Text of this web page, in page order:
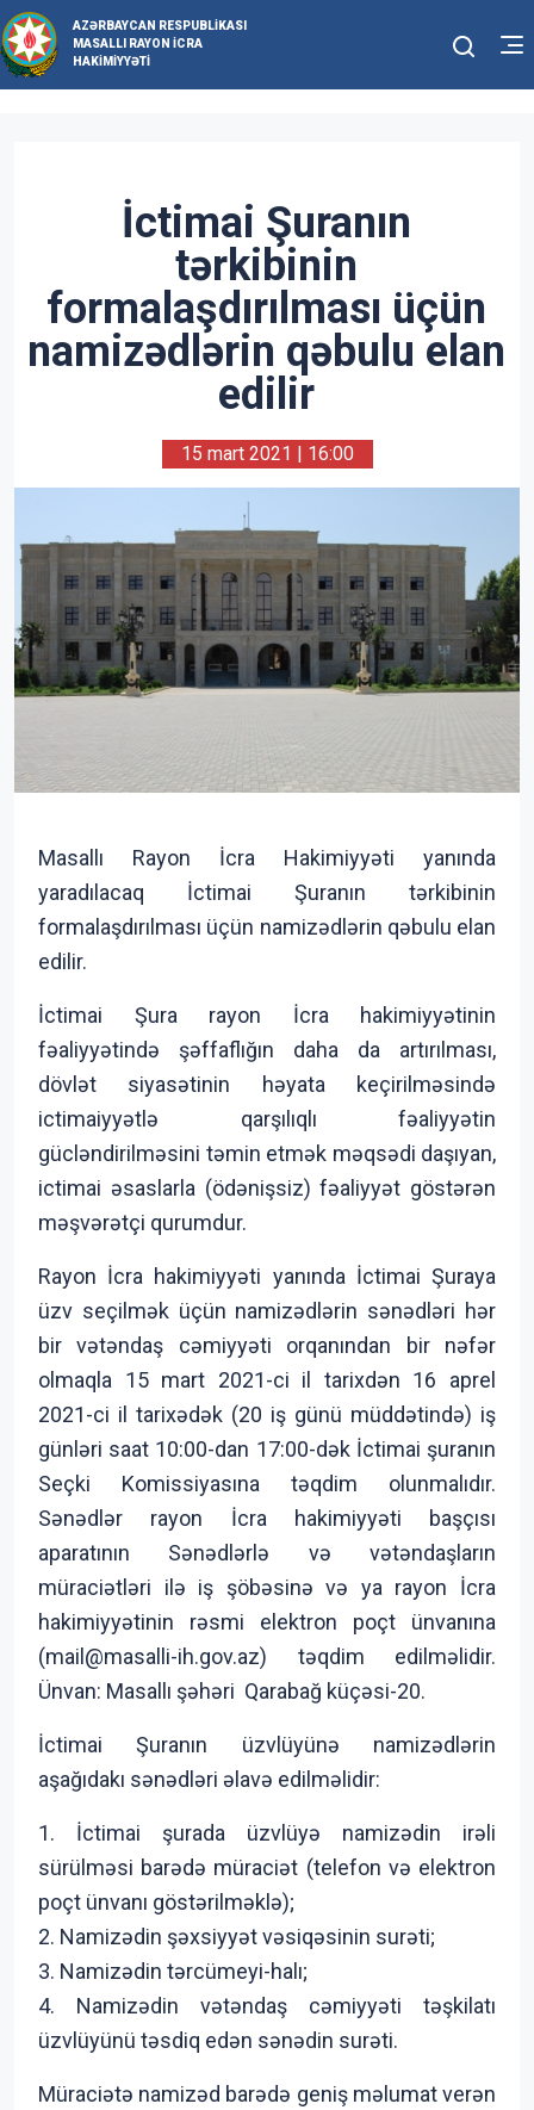
AZƏRBAYCAN RESPUBLIKASI
MASALLI RAYON İCRA
HAKIMIYYƏTI
İctimai Şuranın
tərkibinin
formalaşdırılması üçün
namizədlərin qəbulu elan
edilir
15 mart 2021 | 16:00
Masallı Rayon İcra Hakimiyyəti yanında
yaradılacaq İctimai Şuranın tərkibinin
formalaşdırılması üçün namizədlərin qəbulu elan
edilir.
İctimai Şura rayon İcra hakimiyyətinin
fəaliyyətində şəffaflığın daha da artırılması,
dövlət siyasətinin həyata keçirilməsində
ictimaiyyətlə qarşılıqlı fəaliyyətin
gücləndirilməsini təmin etmək məqsədi daşıyan,
ictimai əsaslarla (ödənişsiz) fəaliyyət göstərən
məşvərətçi qurumdur.
Rayon İcra hakimiyyəti yanında İctimai Şuraya
üzv seçilmək üçün namizədlərin sənədləri hər
bir vətəndaş cəmiyyəti orqanından bir nəfər
olmaqla 15 mart 2021-ci il tarixdən 16 aprel
2021-ci il tarixədək (20 iş günü müddətində) iş
günləri saat 10:00-dan 17:00-dək İctimai şuranın
Seçki Komissiyasına təqdim olunmalıdır.
Sənədlər rayon İcra hakimiyyəti başçısı
aparatının Sənədlərlə və vətəndaşların
müraciətləri ilə iş şöbəsinə və ya rayon İcra
hakimiyyətinin rəsmi elektron poçt ünvanına
(mail@masalli-ih.gov.az) təqdim edilməlidir.
Ünvan: Masallı şəhəri Qarabağ küçəsi-20.
İctimai Şuranın üzvlüyünə namizədlərin
aşağıdakı sənədləri əlavə edilməlidir:
1. İctimai şurada üzvlüyə namizədin irəli
sürülməsi barədə müraciət (telefon və elektron
poçt ünvanı göstərilməklə);
2. Namizədin şəxsiyyət vəsiqəsinin surəti;
3. Namizədin tərcümeyi-halı;
4. Namizədin vətəndaş cəmiyyəti təşkilatı
üzvlüyünü təsdiq edən sənədin surəti.
Müraciətə namizəd barədə geniş məlumat verən